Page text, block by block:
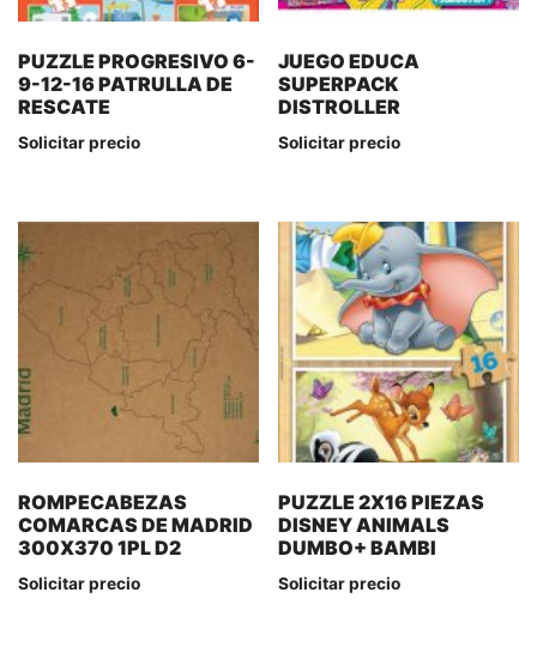
PUZZLE PROGRESIVO 6-
9-12-16 PATRULLA DE
RESCATE
Solicitar precio
JUEGO EDUCA
SUPERPACK
DISTROLLER
Solicitar precio
ROMPECABEZAS
COMARCAS DE MADRID
300X370 1PL D2
Solicitar precio
PUZZLE 2X16 PIEZAS
DISNEY ANIMALS
DUMBO+ BAMBI
Solicitar precio